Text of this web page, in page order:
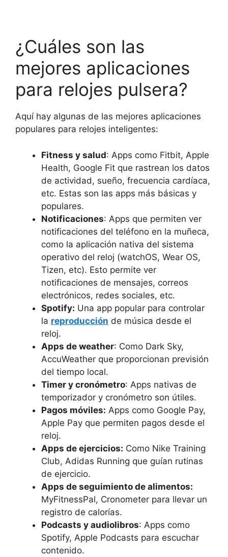
¿Cuáles son las
mejores aplicaciones
para relojes pulsera?
Aquí hay algunas de las mejores aplicaciones
populares para relojes inteligentes:
Fitness y salud: Apps como Fitbit, Apple
Health, Google Fit que rastrean los datos
de actividad, sueño, frecuencia cardíaca,
etc. Estas son las apps más básicas y
populares.
Notificaciones: Apps que permiten ver
notificaciones del teléfono en la muñeca,
como la aplicación nativa del sistema
operativo del reloj (watchOS, Wear OS,
Tizen, etc). Esto permite ver
notificaciones de mensajes, correos
electrónicos, redes sociales, etc.
Spotify: Una app popular para controlar
la reproducción de música desde el
reloj.
Apps de weather: Como Dark Sky,
AccuWeather que proporcionan previsión
del tiempo local.
Timer y cronómetro: Apps nativas de
temporizador y cronómetro son útiles.
Pagos móviles: Apps como Google Pay,
Apple Pay que permiten pagos desde el
reloj.
Apps de ejercicios: Como Nike Training
Club, Adidas Running que guían rutinas
de ejercicio.
Apps de seguimiento de alimentos:
MyFitnessPal, Cronometer para llevar un
registro de calorías.
Podcasts y audiolibros: Apps como
Spotify, Apple Podcasts para escuchar
contenido.